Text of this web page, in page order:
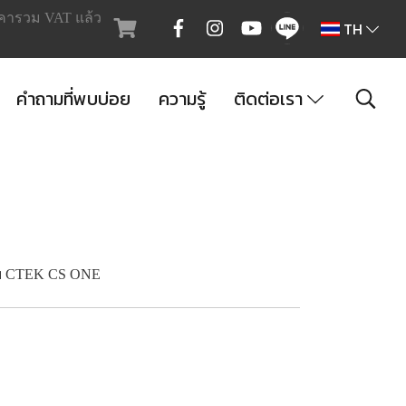
รวม VAT แล้ว
TH
คำถามที่พบบ่อย ความรู้ ติดต่อเรา
CS ONE